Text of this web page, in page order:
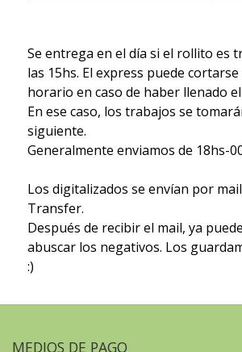
Se entrega en el día si el rollito es
las 15hs. El express puede
horario en caso de haber llenado
En ese caso, los trabajos se
siguiente.
Generalmente enviamos de 18hs-
Los digitalizados se envían por
Transfer.
Después de recibir el mail, ya
abuscar los negativos. Los
:)
MEDIOS DE PAGO